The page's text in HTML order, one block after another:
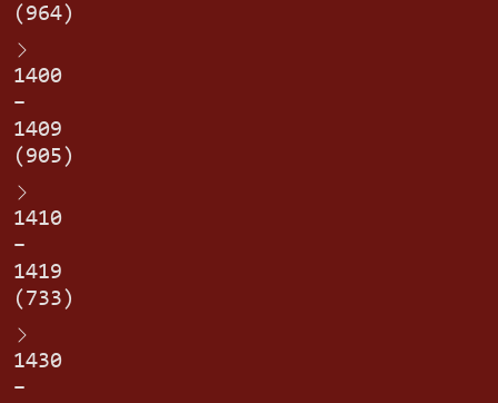
(964)
1400
–
1409
(905)
1410
–
1419
(733)
1430
–